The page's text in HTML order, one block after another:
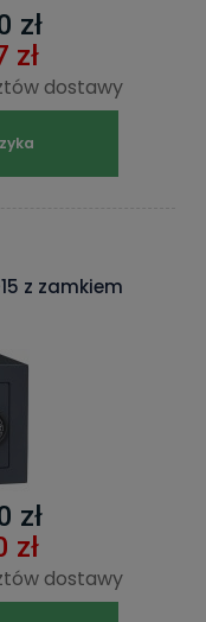
zł
zł
dostawy
z zamkiem
zł
zł
dostawy